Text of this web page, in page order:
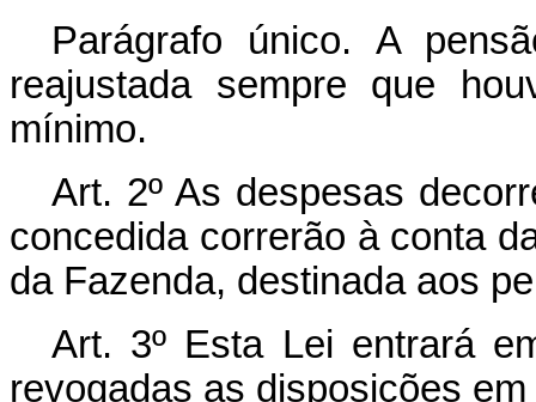
Parágrafo único. A
reajustada sempre que
mínimo.
Art. 2º As despesas
concedida correrão à conta
da Fazenda, destinada aos
Art. 3º Esta Lei entrará
revogadas as disposições